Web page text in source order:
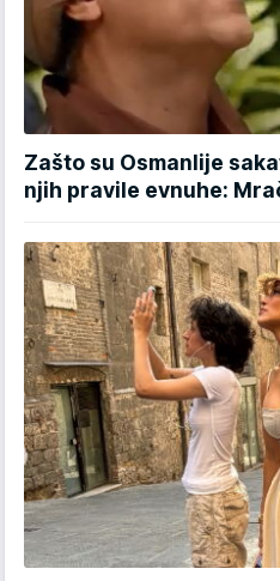
Zašto su Osmanlije
njih pravile evnuhe: